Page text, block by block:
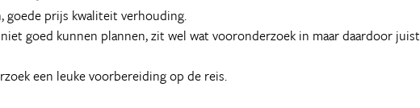
goede prijs kwaliteit verhouding.
goed kunnen plannen, zit wel wat vooronderzoek in maar daardoor juist
een leuke voorbereiding op de reis.